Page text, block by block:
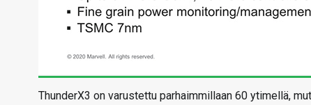
ThunderX3 on varustettu parhaimmillaan 60 ytimellä,